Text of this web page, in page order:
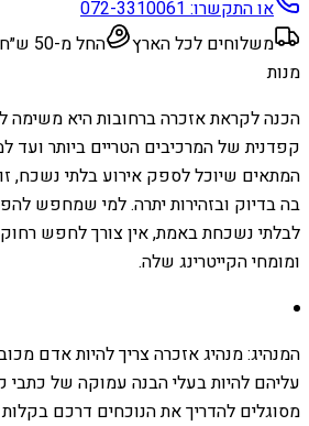
או התקשרו:072-3310061
משלוחים לכל הארץ
החל מ-50 ש״ח למנה
מנות
הכנה לקראת אזכרה ברחובות היא
קפדנית של המרכיבים הטריים ביותר ועד
המתאים שיוכל לספק אירוע בלתי נשכח,
בה בדיוק ובזהירות יתרה. למי שמחפש
לבלתי נשכחת באמת, אין צורך לחפש רחוק
ומומחי הקייטרינג שלה.
המנהיג: מנהיג אזכרה צריך להיות אדם
עליהם להיות בעלי הבנה עמוקה של כתבי
מסוגלים להדריך את הנוכחים דרכם בקלות